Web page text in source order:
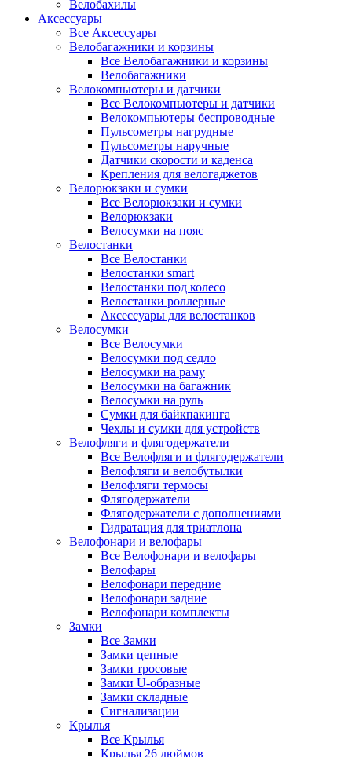
Велобахилы
Аксессуары
Все Аксессуары
Велобагажники и корзины
Все Велобагажники и корзины
Велобагажники
Велокомпьютеры и датчики
Все Велокомпьютеры и датчики
Велокомпьютеры беспроводные
Пульсометры нагрудные
Пульсометры наручные
Датчики скорости и каденса
Крепления для велогаджетов
Велорюкзаки и сумки
Все Велорюкзаки и сумки
Велорюкзаки
Велосумки на пояс
Велостанки
Все Велостанки
Велостанки smart
Велостанки под колесо
Велостанки роллерные
Аксессуары для велостанков
Велосумки
Все Велосумки
Велосумки под седло
Велосумки на раму
Велосумки на багажник
Велосумки на руль
Сумки для байкпакинга
Чехлы и сумки для устройств
Велофляги и флягодержатели
Все Велофляги и флягодержатели
Велофляги и велобутылки
Велофляги термосы
Флягодержатели
Флягодержатели с дополнениями
Гидратация для триатлона
Велофонари и велофары
Все Велофонари и велофары
Велофары
Велофонари передние
Велофонари задние
Велофонари комплекты
Замки
Все Замки
Замки цепные
Замки тросовые
Замки U-образные
Замки складные
Сигнализации
Крылья
Все Крылья
Крылья 26 дюймов